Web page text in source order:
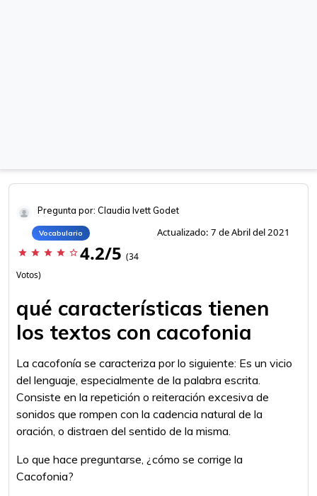
Pregunta por: Claudia Ivett Godet
Vocabulario Actualizado: 7 de Abril del 2021
star star star star star_border 4.2/5 (34
Votos)
qué características tienen
los textos con cacofonia
La cacofonía se caracteriza por lo siguiente: Es un vicio
del lenguaje, especialmente de la palabra escrita.
Consiste en la repetición o reiteración excesiva de
sonidos que rompen con la cadencia natural de la
oración, o distraen del sentido de la misma.
Lo que hace preguntarse, ¿cómo se corrige la
Cacofonia?